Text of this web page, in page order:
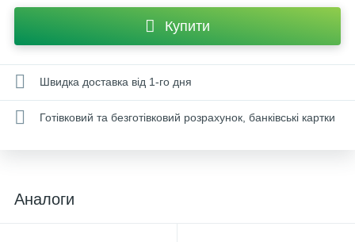
Купити
Швидка доставка від 1-го дня
Готівковий та безготівковий розрахунок, банківські картки
Аналоги